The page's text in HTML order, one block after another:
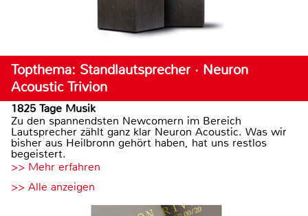
Topthema: Standlautsprecher · Neuron
Acoustic Trivion
1825 Tage Musik
Zu den spannendsten Newcomern im Bereich
Lautsprecher zählt ganz klar Neuron Acoustic. Was wir
bisher aus Heilbronn gehört haben, hat uns restlos
begeistert.
>> Mehr erfahren
>> Alle anzeigen